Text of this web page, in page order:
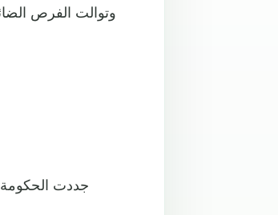
وتوالت الفرص
جددت الحكومة